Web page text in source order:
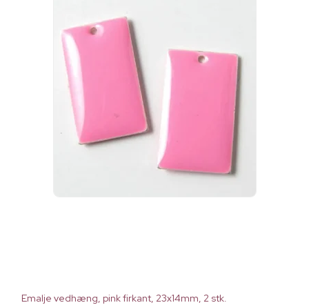
Emalje vedhæng, pink firkant, 23x14mm, 2 stk.